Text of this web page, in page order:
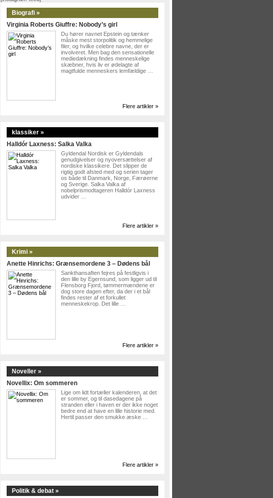
Biografi »
Virginia Roberts Giuffre: Nobody’s girl
Du hører navnet Epstein og tænker
måske mest storpolitik og hemmelige
filer, og hvilke celebre navne, der er
involveret. Men bag den sensationelle
mediedækning findes menneskelige
skæbner, hvis liv er ødelagte af
magtfulde menneskers lemfældige …
Flere artikler »
klassiker »
Halldór Laxness: Salka Valka
Gyldendal Nordisk er Gyldendals
genudgivelser og nyoversættelser af
nordiske klassikere. Det slipper de
rigtig godt afsted med og serien tager
os både til Danmark, Norge, Færøerne
og Sverige. Salka Valka af
nobelprismodtageren Halldór Laxness
udvider …
Flere artikler »
Krimi »
Anette Hinrichs: Grænsemordene 3 – Dødens bål
Sankthansaften fejres på festligvis i
den lille by Egernsund, som ligger ud til
Flensborg Fjord, tømmermændene er
dog store dagen efter, da der i et bål
findes rester af et forkullet
menneskekrop. Det lille …
Flere artikler »
Noveller »
Novellix: Om sommeren
Lige om lidt fortæller kalenderen, at det
er sommer, og til dasedagene på
stranden eller i haven er der ikke noget
bedre end at have en lille historie med.
Hertil passer den smukke æske …
Flere artikler »
Politik & debat »